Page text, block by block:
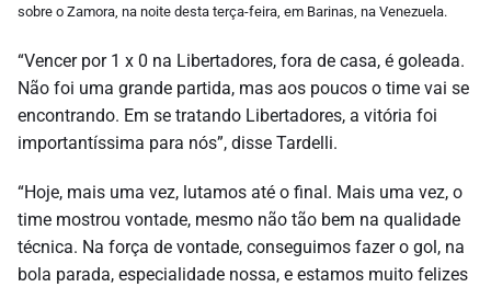
sobre o Zamora, na noite desta terça-feira, em Barinas, na Venezuela.
“Vencer por 1 x 0 na Libertadores, fora de casa, é goleada.
Não foi uma grande partida, mas aos poucos o time vai se
encontrando. Em se tratando Libertadores, a vitória foi
importantíssima para nós”, disse Tardelli.
“Hoje, mais uma vez, lutamos até o final. Mais uma vez, o
time mostrou vontade, mesmo não tão bem na qualidade
técnica. Na força de vontade, conseguimos fazer o gol, na
bola parada, especialidade nossa, e estamos muito felizes